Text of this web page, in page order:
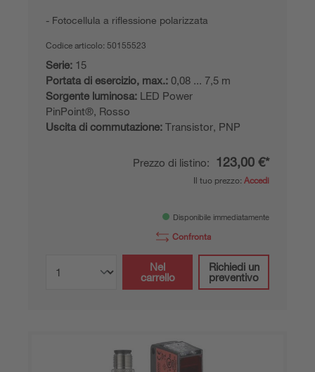
Fotocellula a riflessione polarizzata
Codice articolo: 50155523
Serie: 15
Portata di esercizio, max.: 0,08 ... 7,5 m
Sorgente luminosa: LED Power
PinPoint®, Rosso
Uscita di commutazione: Transistor, PNP
Prezzo di listino: 123,00 €*
Il tuo prezzo: Accedi
Disponibile immediatamente
Confronta
Nel
carrello
Richiedi un
preventivo